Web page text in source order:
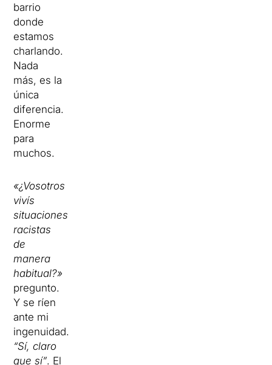
barrio
donde
estamos
charlando.
Nada
más, es la
única
diferencia.
Enorme
para
muchos.
«¿Vosotros
vivís
situaciones
racistas
de
manera
habitual?»
pregunto.
Y se ríen
ante mi
ingenuidad.
“Sí, claro
que sí”. El